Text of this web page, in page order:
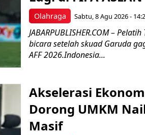
Olahraga Sabtu, 8 Agu 2026 -
JABARPUBLISHER.COM –
bicara setelah skuad Garuda
AFF 2026.Indonesia...
Akselerasi
Dorong UMKM
Masif